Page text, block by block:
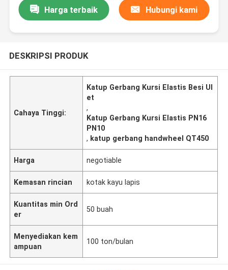
Harga terbaik Hubungi kami
DESKRIPSI PRODUK
Cahaya Tinggi:
Katup Gerbang Kursi Elastis Besi Ul
et
,
Katup Gerbang Kursi Elastis PN16
PN10
, katup gerbang handwheel QT450
Harga negotiable
Kemasan rincian kotak kayu lapis
Kuantitas min Ord
er
50 buah
Menyediakan kem
ampuan
100 ton/bulan